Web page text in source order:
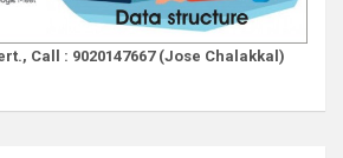
Call : 9020147667 (Jose Chalakkal)